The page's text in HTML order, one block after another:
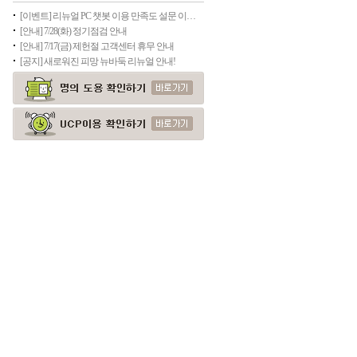
[이벤트] 리뉴얼 PC 챗봇 이용 만족도 설문 이벤트(종료)
[안내] 7/28(화) 정기점검 안내
[안내] 7/17(금) 제헌절 고객센터 휴무 안내
[공지] 새로워진 피망 뉴바둑 리뉴얼 안내!